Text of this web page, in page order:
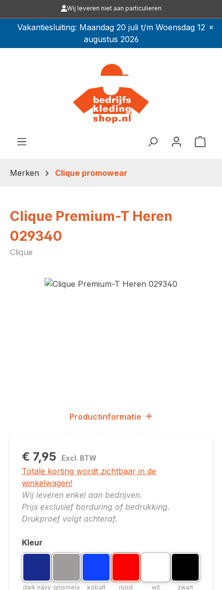
Ga naar de hoofdinhoudWij leveren niet aan particulieren
Vakantiesluiting: Maandag 20 juli t/m Woensdag 12
augustus 2026
×
Merken Clique promowear
Clique Premium-T Heren
029340
Clique
Afbeeldingengalerij overslaan
Productinformatie
€ 7,95 Excl. BTW
Totale korting wordt zichtbaar in de
winkelwagen!
Wij leveren enkel aan bedrijven.
Prijs exclusief borduring of bedrukking.
Drukproef volgt achteraf.
Selecteer
Kleur
Kleuroptie: dark navy
dark navy
Kleuroptie: grijsmelange
grijsmela
Kleuroptie: kobalt
kobalt
Kleuroptie: rood
rood
Kleuroptie: wit
wit
Kleuroptie:
zwart